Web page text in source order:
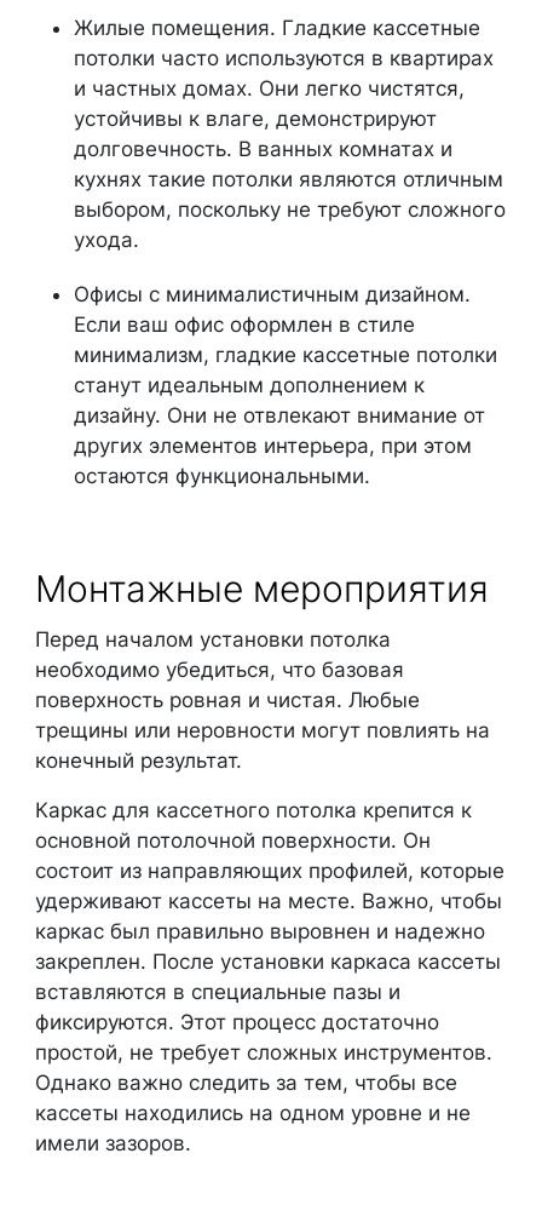
Жилые помещения. Гладкие кассетные
потолки часто используются в квартирах
и частных домах. Они легко чистятся,
устойчивы к влаге, демонстрируют
долговечность. В ванных комнатах и
кухнях такие потолки являются отличным
выбором, поскольку не требуют сложного
ухода.
Офисы с минималистичным дизайном.
Если ваш офис оформлен в стиле
минимализм, гладкие кассетные потолки
станут идеальным дополнением к
дизайну. Они не отвлекают внимание от
других элементов интерьера, при этом
остаются функциональными.
Монтажные мероприятия
Перед началом установки потолка
необходимо убедиться, что базовая
поверхность ровная и чистая. Любые
трещины или неровности могут повлиять на
конечный результат.
Каркас для кассетного потолка крепится к
основной потолочной поверхности. Он
состоит из направляющих профилей, которые
удерживают кассеты на месте. Важно, чтобы
каркас был правильно выровнен и надежно
закреплен. После установки каркаса кассеты
вставляются в специальные пазы и
фиксируются. Этот процесс достаточно
простой, не требует сложных инструментов.
Однако важно следить за тем, чтобы все
кассеты находились на одном уровне и не
имели зазоров.